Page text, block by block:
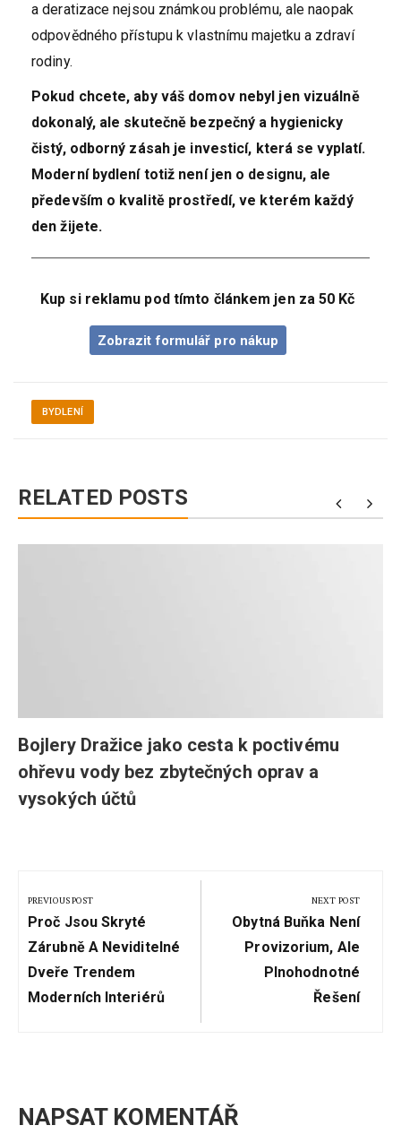
a deratizace nejsou známkou problému, ale naopak
odpovědného přístupu k vlastnímu majetku a zdraví
rodiny.
Pokud chcete, aby váš domov nebyl jen vizuálně
dokonalý, ale skutečně bezpečný a hygienicky
čistý, odborný zásah je investicí, která se vyplatí.
Moderní bydlení totiž není jen o designu, ale
především o kvalitě prostředí, ve kterém každý
den žijete.
Kup si reklamu pod tímto článkem jen za 50 Kč
Zobrazit formulář pro nákup
BYDLENÍ
RELATED POSTS
Bojlery Dražice jako cesta k poctivému
ohřevu vody bez zbytečných oprav a
vysokých účtů
pro
příspěvek
PREVIOUS POST
Previous
Post:
Proč Jsou Skryté
Zárubně A Neviditelné
Dveře Trendem
Moderních Interiérů
NEXT POST
Next
Post:
Obytná Buňka Není
Provizorium, Ale
Plnohodnotné
Řešení
NAPSAT KOMENTÁŘ